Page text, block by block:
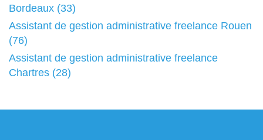
Bordeaux (33)
Assistant de gestion administrative freelance Rouen
(76)
Assistant de gestion administrative freelance
Chartres (28)